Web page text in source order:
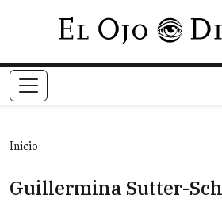
Pasar al
Inicio
Guillermina Sutter-